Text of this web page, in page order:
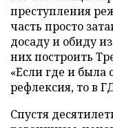
преступления
часть просто
досаду и обиду
них построить
«Если где и была
рефлексия, то в
Спустя